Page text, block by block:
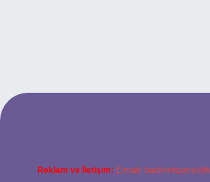
giriş
Reklam ve İletişim: E-mail: